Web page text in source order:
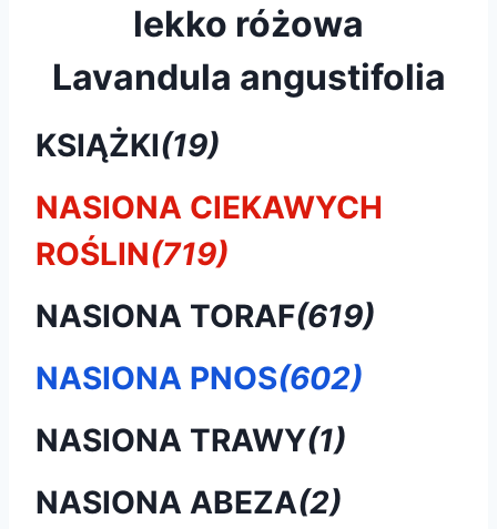
lekko różowa
Lavandula angustifolia
KSIĄŻKI(19)
NASIONA CIEKAWYCH
ROŚLIN(719)
NASIONA TORAF(619)
NASIONA PNOS(602)
NASIONA TRAWY(1)
NASIONA ABEZA(2)